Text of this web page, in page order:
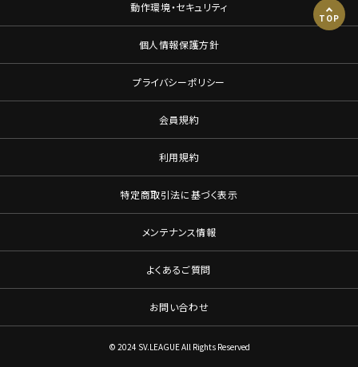
動作環境・セキュリティ
個人情報保護方針
プライバシーポリシー
会員規約
利用規約
特定商取引法に基づく表示
メンテナンス情報
よくあるご質問
お問い合わせ
© 2024 SV.LEAGUE All Rights Reserved
TOP